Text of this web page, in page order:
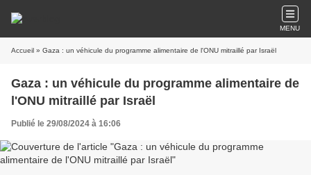
MENU
Accueil » Gaza : un véhicule du programme alimentaire de l'ONU mitraillé par Israël
Gaza : un véhicule du programme alimentaire de
l'ONU mitraillé par Israël
Publié le 29/08/2024 à 16:06